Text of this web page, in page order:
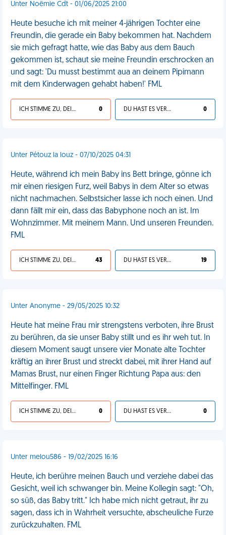
Unter Noëmie Cdt - 01/06/2025 21:00
Heute besuche ich mit meiner 4-jährigen Tochter eine
Freundin, die gerade ein Baby bekommen hat. Nachdem
sie mich gefragt hatte, wie das Baby aus dem Bauch
gekommen ist, schaut sie meine Freundin erschrocken an
und sagt: 'Du musst bestimmt aua an deinem Pipimann
mit dem Kinderwagen gehabt haben!' FML
ICH STIMME ZU, DEIN LEBEN IST SCHEISSE 0 DU HAST ES VERDIENT 0
Unter Pétouz la louz - 07/10/2025 04:31
Heute, während ich mein Baby ins Bett bringe, gönne ich
mir einen riesigen Furz, weil Babys in dem Alter so etwas
nicht nachmachen. Selbstsicher lasse ich noch einen. Und
dann fällt mir ein, dass das Babyphone noch an ist. Im
Wohnzimmer. Mit meinem Mann. Und unseren Freunden.
FML
ICH STIMME ZU, DEIN LEBEN IST SCHEISSE 43 DU HAST ES VERDIENT 19
Unter Anonyme - 29/05/2025 10:32
Heute hat meine Frau mir strengstens verboten, ihre Brust
zu berühren, da sie unser Baby stillt und es ihr weh tut. In
diesem Moment saugt unsere vier Monate alte Tochter
kräftig an ihrer Brust und streckt dabei, mit ihrer Hand auf
Mamas Brust, nur einen Finger Richtung Papa aus: den
Mittelfinger. FML
ICH STIMME ZU, DEIN LEBEN IST SCHEISSE 0 DU HAST ES VERDIENT 0
Unter melou586 - 19/02/2025 16:16
Heute, ich berühre meinen Bauch und verziehe dabei das
Gesicht, weil ich schwanger bin. Meine Kollegin sagt: "Oh,
so süß, das Baby tritt." Ich habe mich nicht getraut, ihr zu
sagen, dass ich in Wahrheit versuchte, abscheuliche Furze
zurückzuhalten. FML